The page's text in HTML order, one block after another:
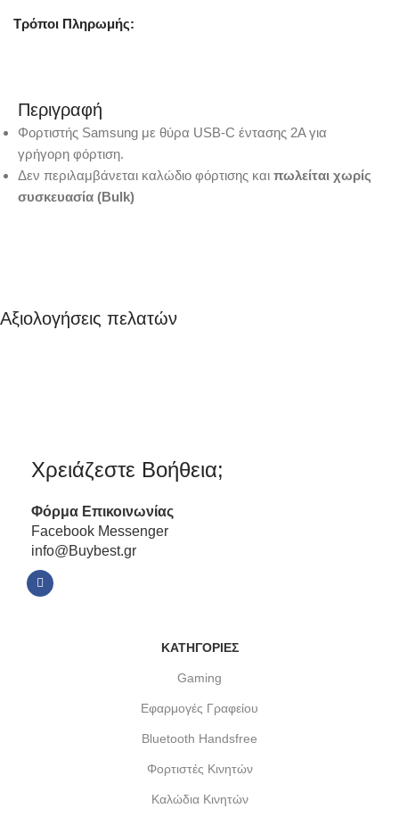
Τρόποι Πληρωμής:
Περιγραφή
Φορτιστής Samsung με θύρα USB-C έντασης 2Α για
γρήγορη φόρτιση.
Δεν περιλαμβάνεται καλώδιο φόρτισης και πωλείται χωρίς
συσκευασία (Bulk)
Αξιολογήσεις πελατών
Χρειάζεστε Βοήθεια;
Φόρμα Επικοινωνίας
Facebook Messenger
info@Buybest.gr
ΚΑΤΗΓΟΡΙΕΣ
Gaming
Εφαρμογές Γραφείου
Bluetooth Handsfree
Φορτιστές Κινητών
Καλώδια Κινητών